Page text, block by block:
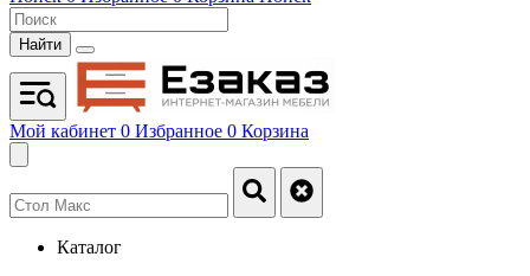
Найти
Мой кабинет 0 Избранное 0 Корзина
Каталог